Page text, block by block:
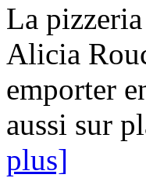
La
Alicia
emporter
aussi sur
plus]